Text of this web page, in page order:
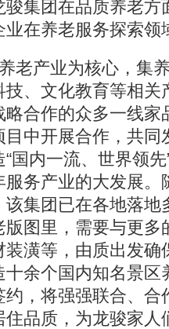
集团在品质养老方
在养老服务探索领
老产业为核心，集
、文化教育等相关
合作的众多一线家
中开展合作，共同
国内一流、世界领
务产业的大发展。
集团已在各地落地
图里，需要与更多
潢等，由质出发确
余个国内知名景区
，将强强联合、合
品质，为龙骏家人